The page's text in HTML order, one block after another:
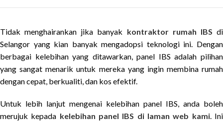
Tidak menghairankan jika banyak kontraktor rumah IBS di
Selangor yang kian banyak mengadopsi teknologi ini. Dengan
berbagai kelebihan yang ditawarkan, panel IBS adalah pilihan
yang sangat menarik untuk mereka yang ingin membina rumah
dengan cepat, berkualiti, dan kos efektif.
Untuk lebih lanjut mengenai kelebihan panel IBS, anda boleh
merujuk kepada kelebihan panel IBS di laman web kami. Ini